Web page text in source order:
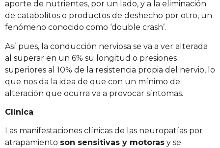
aporte de nutrientes, por un lado, y a la eliminación
de catabolitos o productos de deshecho por otro, un
fenómeno conocido como ‘double crash’.
Así pues, la conducción nerviosa se va a ver alterada
al superar en un 6% su longitud o presiones
superiores al 10% de la resistencia propia del nervio, lo
que nos da la idea de que con un mínimo de
alteración que ocurra va a provocar síntomas.
Clínica
Las manifestaciones clínicas de las neuropatías por
atrapamiento son sensitivas y motoras y se